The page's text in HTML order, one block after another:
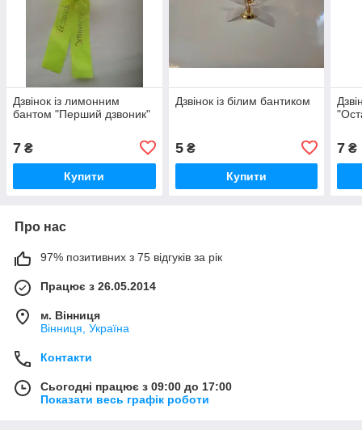
Дзвінок із лимонним
бантом "Перший дзвоник"
7 ₴
Купити
Дзвінок із білим бантиком
5₴
Купити
7 ₴
Про нас
97% позитивних з 75 відгуків за рік
Працює з 26.05.2014
м. Вінниця
Вінниця, Україна
Контакти
Сьогодні працює з 09:00 до 17:00
Показати весь графік роботи